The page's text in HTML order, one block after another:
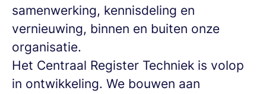
samenwerking, kennisdeling en
vernieuwing, binnen en buiten onze
organisatie.
Het Centraal Register Techniek is volop
in ontwikkeling. We bouwen aan